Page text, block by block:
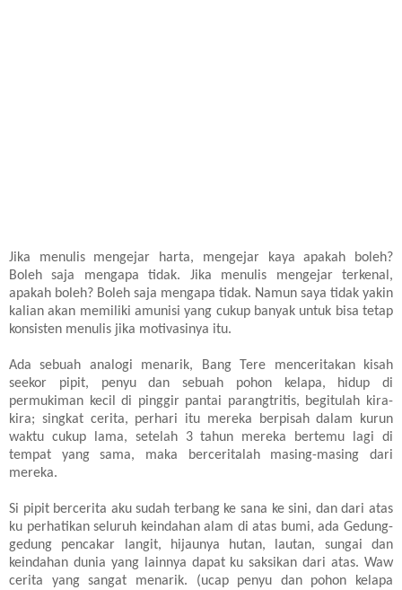
Jika menulis mengejar harta, mengejar kaya apakah boleh?
Boleh saja mengapa tidak. Jika menulis mengejar terkenal,
apakah boleh? Boleh saja mengapa tidak. Namun saya tidak yakin
kalian akan memiliki amunisi yang cukup banyak untuk bisa tetap
konsisten menulis jika motivasinya itu.
Ada sebuah analogi menarik, Bang Tere menceritakan kisah
seekor pipit, penyu dan sebuah pohon kelapa, hidup di
permukiman kecil di pinggir pantai parangtritis, begitulah kira-
kira; singkat cerita, perhari itu mereka berpisah dalam kurun
waktu cukup lama, setelah 3 tahun mereka bertemu lagi di
tempat yang sama, maka berceritalah masing-masing dari
mereka.
Si pipit bercerita aku sudah terbang ke sana ke sini, dan dari atas
ku perhatikan seluruh keindahan alam di atas bumi, ada Gedung-
gedung pencakar langit, hijaunya hutan, lautan, sungai dan
keindahan dunia yang lainnya dapat ku saksikan dari atas. Waw
cerita yang sangat menarik. (ucap penyu dan pohon kelapa